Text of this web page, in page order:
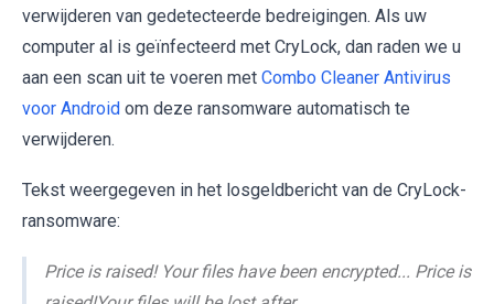
verwijderen van gedetecteerde bedreigingen. Als uw
computer al is geïnfecteerd met CryLock, dan raden we u
aan een scan uit te voeren met Combo Cleaner Antivirus
voor Android om deze ransomware automatisch te
verwijderen.
Tekst weergegeven in het losgeldbericht van de CryLock-
ransomware:
Price is raised! Your files have been encrypted... Price is